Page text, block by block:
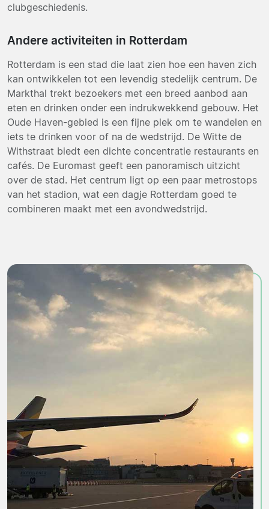
clubgeschiedenis.
Andere activiteiten in Rotterdam
Rotterdam is een stad die laat zien hoe een haven zich
kan ontwikkelen tot een levendig stedelijk centrum. De
Markthal trekt bezoekers met een breed aanbod aan
eten en drinken onder een indrukwekkend gebouw. Het
Oude Haven-gebied is een fijne plek om te wandelen en
iets te drinken voor of na de wedstrijd. De Witte de
Withstraat biedt een dichte concentratie restaurants en
cafés. De Euromast geeft een panoramisch uitzicht
over de stad. Het centrum ligt op een paar metrostops
van het stadion, wat een dagje Rotterdam goed te
combineren maakt met een avondwedstrijd.